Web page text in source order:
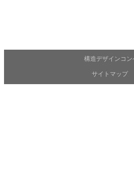
構造デザインコン
サイトマップ